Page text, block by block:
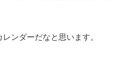
ンダーだなと思います。